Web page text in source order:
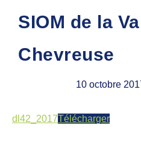
SIOM de la
Chevreuse
10 octobre
dl42_2017Télécharger